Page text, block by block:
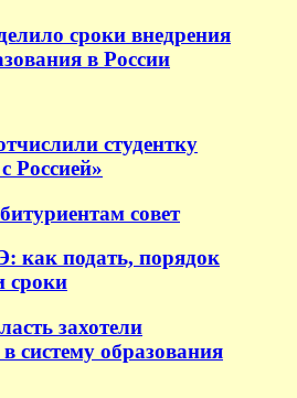
сроки внедрения
в России
студентку
Россией»
совет
как подать, порядок
сроки
захотели
систему образования